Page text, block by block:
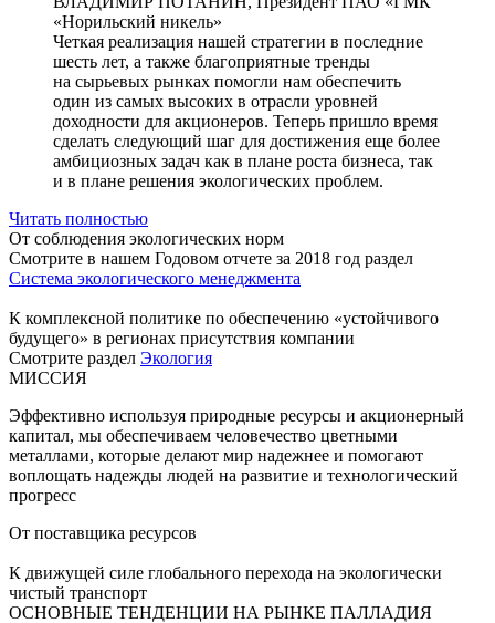
«Норильский никель»
Четкая реализация нашей стратегии в последние
шесть лет, а также благоприятные тренды
на сырьевых рынках помогли нам обеспечить
один из самых высоких в отрасли уровней
доходности для акционеров. Теперь пришло время
сделать следующий шаг для достижения еще более
амбициозных задач как в плане роста бизнеса, так
и в плане решения экологических проблем.
Читать полностью
От соблюдения экологических норм
Смотрите в нашем Годовом отчете за 2018 год раздел
Система экологического менеджмента
К комплексной политике по обеспечению «устойчивого
будущего» в регионах присутствия компании
Смотрите раздел Экология
МИССИЯ
Эффективно используя природные ресурсы и акционерный
капитал, мы обеспечиваем человечество цветными
металлами, которые делают мир надежнее и помогают
воплощать надежды людей на развитие и технологический
прогресс
От поставщика ресурсов
К движущей силе глобального перехода на экологически
чистый транспорт
ОСНОВНЫЕ ТЕНДЕНЦИИ НА РЫНКЕ ПАЛЛАДИЯ